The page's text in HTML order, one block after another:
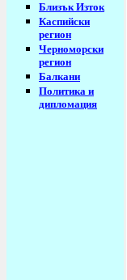
Близък Изток
Каспийски
регион
Черноморски
регион
Балкани
Политика и
дипломация